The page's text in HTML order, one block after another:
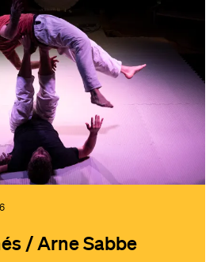
/ Arne Sabbe